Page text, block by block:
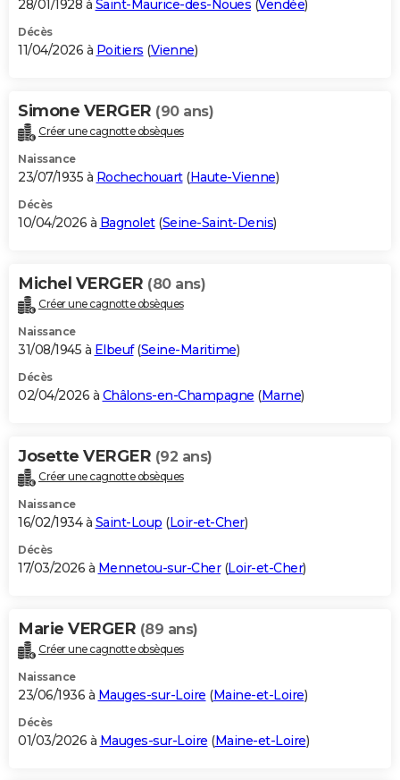
28/01/1928 à Saint-Maurice-des-Noues (Vendée)
Décès
11/04/2026 à Poitiers (Vienne)
Simone VERGER (90 ans)
Créer une cagnotte obsèques
Naissance
23/07/1935 à Rochechouart(Haute-Vienne)
Décès
10/04/2026 à Bagnolet(Seine-Saint-Denis)
Michel VERGER (80 ans)
Créer une cagnotte obsèques
Naissance
31/08/1945 à Elbeuf(Seine-Maritime)
Décès
02/04/2026 à Châlons-en-Champagne (Marne)
Josette VERGER (92 ans)
Créer une cagnotte obsèques
Naissance
16/02/1934 à Saint-Loup (Loir-et-Cher)
Décès
17/03/2026 à Mennetou-sur-Cher(Loir-et-Cher)
Marie VERGER (89 ans)
Créer une cagnotte obsèques
Naissance
23/06/1936 à Mauges-sur-Loire (Maine-et-Loire)
Décès
01/03/2026 à Mauges-sur-Loire (Maine-et-Loire)